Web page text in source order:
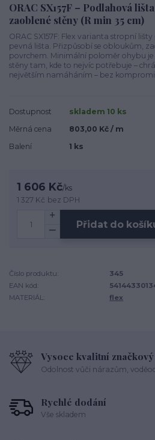
ORAC SX157F – Podlahová
zaoblené stěny (R min 35 cm)
ORAC SX157F: Flex varianta stropní
pevná lišta. Přizpůsobí se obloukům,
povrchem. Minimální poloměr ohybu je
stěny tam, kde to nejvíc potřebuje –
největším namáháním – bez
Dostupnost
skladem 10 ks
Měrná cena
803,00 Kč / m
Balení
1 ks
1 606 Kč/ks
1 327 Kč bez DPH
Přidat do
Číslo produktu:
345
EAN kód:
MATERIÁL:
flex
Vysoce kvalitní
Odolnost vůči nárazům,
Rychlé dodání
Vše skladem